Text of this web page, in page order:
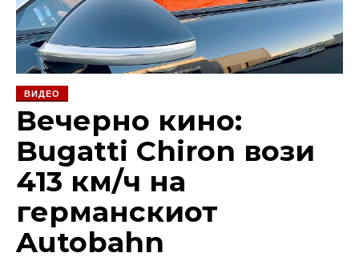
ВИДЕО
Вечерно кино:
Bugatti Chiron вози
413 км/ч на
германскиот
Autobahn